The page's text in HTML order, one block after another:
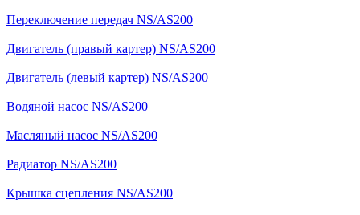
Переключение передач NS/AS200
Двигатель (правый картер) NS/AS200
Двигатель (левый картер) NS/AS200
Водяной насос NS/AS200
Масляный насос NS/AS200
Радиатор NS/AS200
Крышка сцепления NS/AS200